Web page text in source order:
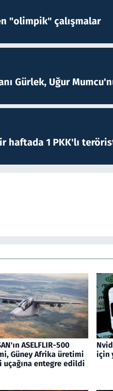
"olimpik" çalışmalar
Gürlek, Uğur
haftada 1 PKK'lı
ASELFLIR-500
Güney Afrika üretimi
uçağına entegre edildi
için